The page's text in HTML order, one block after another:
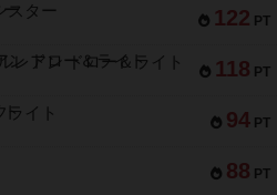
122 PT
スター
118 PT
レアン ドロー＆ライト
94 PT
イト
88 PT